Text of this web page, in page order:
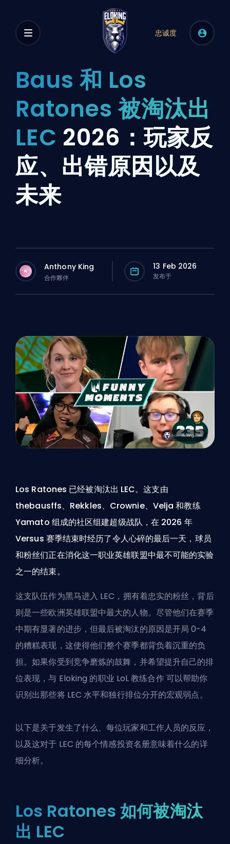
忠诚度
Baus 和 Los
Ratones 被淘汰出
LEC 2026：玩家反
应、出错原因以及
未来
A Anthony King
合作夥伴
13 Feb 2026
发布于
Los Ratones 已经被淘汰出 LEC。这支由
thebausffs、Rekkles、Crownie、Velja 和教练
Yamato 组成的社区组建超级战队，在 2026 年
Versus 赛季结束时经历了令人心碎的最后一天，球员
和粉丝们正在消化这一职业英雄联盟中最不可能的实验
之一的结束。
这支队伍作为黑马进入 LEC，拥有着忠实的粉丝，背后
则是一些欧洲英雄联盟中最大的人物。尽管他们在赛季
中期有显著的进步，但最后被淘汰的原因是开局 0-4
的糟糕表现，这使得他们整个赛季都背负着沉重的负
担。如果你受到竞争磨炼的鼓舞，并希望提升自己的排
位表现，与 Eloking 的职业 LoL 教练合作可以帮助你
识别出那些将 LEC 水平和独行排位分开的宏观弱点。
以下是关于发生了什么、每位玩家和工作人员的反应，
以及这对于 LEC 的每个情感投资名册意味着什么的详
细分析。
Los Ratones 如何被淘汰
出 LEC